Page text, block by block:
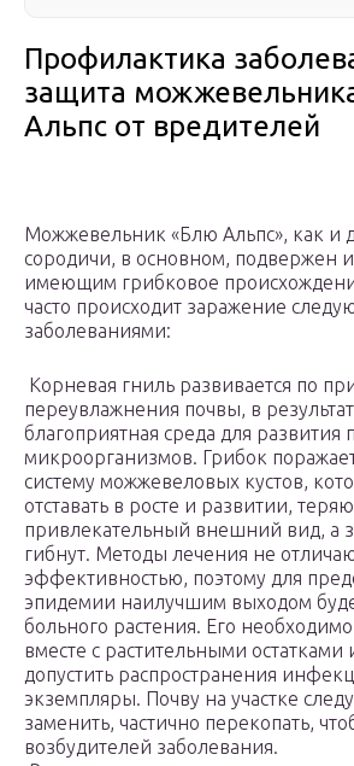
Профилактика
защита
Альпс от вредителей
Можжевельник «Блю Альпс», как и
сородичи, в основном, подвержен
имеющим грибковое
часто происходит заражение
заболеваниями:
Корневая гниль развивается по
переувлажнения почвы, в
благоприятная среда для развития
микроорганизмов. Грибок
систему можжевеловых кустов,
отставать в росте и развитии,
привлекательный внешний вид, а
гибнут. Методы лечения не
эффективностью, поэтому для
эпидемии наилучшим выходом
больного растения. Его необходимо
вместе с растительными остатками
допустить распространения
экземпляры. Почву на участке
заменить, частично перекопать,
возбудителей заболевания.